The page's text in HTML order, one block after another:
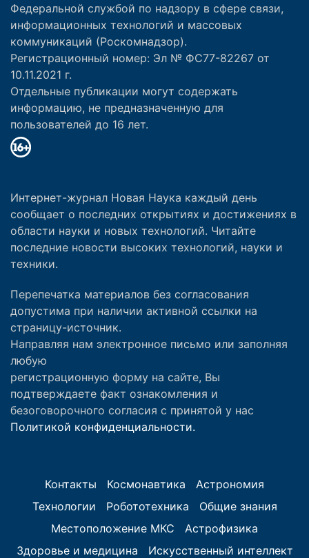
Федеральной службой по надзору в сфере связи,
информационных технологий и массовых
коммуникаций (Роскомнадзор).
Регистрационный номер: Эл № ФС77-82267 от
10.11.2021 г.
Отдельные публикации могут содержать
информацию, не предназначенную для
пользователей до 16 лет.
Интернет-журнал Новая Наука каждый день
сообщает о последних открытиях и достижениях в
области науки и новых технологий. Читайте
последние новости высоких технологий, науки и
техники.
Перепечатка материалов без согласования
допустима при наличии активной ссылки на
страницу-источник.
Направляя нам электронное письмо или заполняя
любую
регистрационную форму на сайте, Вы
подтверждаете факт ознакомления и
безоговорочного согласия с принятой у нас
Политикой конфиденциальности.
Контакты Космонавтика
Астрономия
Технологии
Робототехника
Общие знания
Местоположение МКС
Астрофизика
Здоровье и медицина
Искусственный интеллект